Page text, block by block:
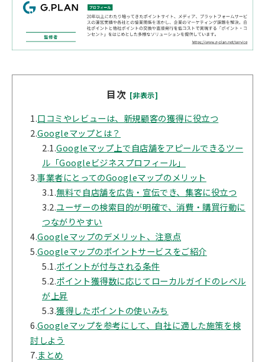
目次 [非表示]
1.口コミやレビューは、新規顧客の獲得に役立つ
2.Googleマップとは？
2.1.Googleマップ上で自店舗をアピールできるツー
ル「Googleビジネスプロフィール」
3.事業者にとってのGoogleマップのメリット
3.1.無料で自店舗を広告・宣伝でき、集客に役立つ
3.2.ユーザーの検索目的が明確で、消費・購買行動に
つながりやすい
4.Googleマップのデメリット、注意点
5.Googleマップのポイントサービスをご紹介
5.1.ポイントが付与される条件
5.2.ポイント獲得数に応じてローカルガイドのレベル
が上昇
5.3.獲得したポイントの使いみち
6.Googleマップを参考にして、自社に適した施策を検
討しよう
7.まとめ